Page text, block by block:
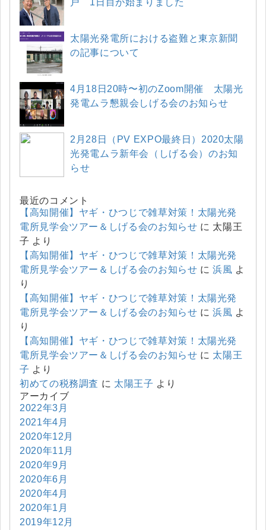
太陽光発電所における盗難と東京新聞
の記事について
4月18日20時〜初のZoom開催 太陽光
発電ムラ懇親会しげる会のお知らせ
2月28日（PV EXPO最終日）2020太陽
光発電ムラ新年会（しげる会）のお知
らせ
最近のコメント
【高知開催】ヤギ・ひつじで雑草対策！太陽光発
電所見学会ツアー＆しげる会のお知らせ に 太陽王
子 より
【高知開催】ヤギ・ひつじで雑草対策！太陽光発
電所見学会ツアー＆しげる会のお知らせ に浜風 よ
り
【高知開催】ヤギ・ひつじで雑草対策！太陽光発
電所見学会ツアー＆しげる会のお知らせ に浜風 よ
り
【高知開催】ヤギ・ひつじで雑草対策！太陽光発
電所見学会ツアー＆しげる会のお知らせ に 太陽王
子 より
初めての税務調査 に 太陽王子 より
アーカイブ
2022年3月
2021年4月
2020年12月
2020年11月
2020年9月
2020年6月
2020年4月
2020年1月
2019年12月